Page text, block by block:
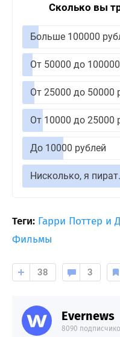
Сколько вы
Больше 100000
От 50000 до
От 25000 до 50000
От 10000 до 25000
До 10000 рублей
Нисколько, я
Теги: Гарри Поттер и
Фильмы
38 3
Evernews
8090